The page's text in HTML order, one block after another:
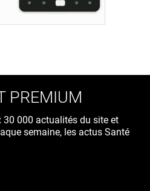
PREMIUM
000 actualités du site et
semaine, les actus Santé